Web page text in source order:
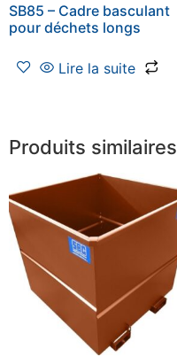
SB85 – Cadre basculant
pour déchets longs
Lire la suite
Produits similaires